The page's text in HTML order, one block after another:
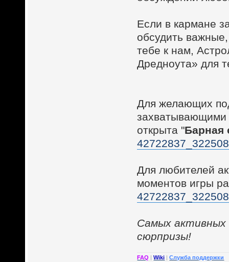
Если в кармане
обсудить
тебе к нам,
Дредноута» для
Для желающих
захватывающими
открыта "Барная
Для любителей
моментов игры
Cамых
сюрпризы!
FAQ |Wiki |Служба поддержки